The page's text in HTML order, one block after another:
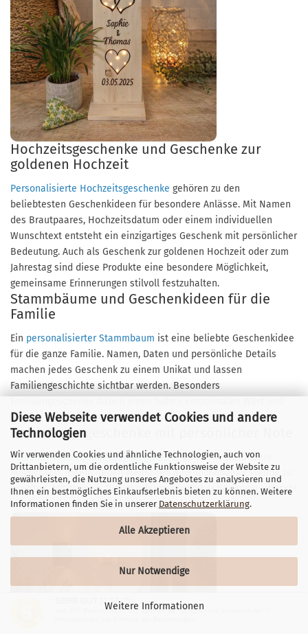
Diese Webseite verwendet Cookies und andere
Technologien
Wir verwenden Cookies und ähnliche Technologien, auch von
Drittanbietern, um die ordentliche Funktionsweise der Website zu
gewährleisten, die Nutzung unseres Angebotes zu analysieren und
Ihnen ein bestmögliches Einkaufserlebnis bieten zu können. Weitere
Informationen finden Sie in unserer Datenschutzerklärung.
Alle Akzeptieren
Nur Notwendige
Weitere Informationen
Hochzeitsgeschenke und Geschenke zur
goldenen Hochzeit
Personalisierte Hochzeitsgeschenke gehören zu den
beliebtesten Geschenkideen für besondere Anlässe. Mit Namen
des Brautpaares, Hochzeitsdatum oder einem individuellen
Wunschtext entsteht ein einzigartiges Geschenk mit persönlicher
Bedeutung. Auch als Geschenk zur goldenen Hochzeit oder zum
Jahrestag sind diese Produkte eine besondere Möglichkeit,
gemeinsame Erinnerungen stilvoll festzuhalten.
Stammbäume und Geschenkideen für die
Familie
Ein personalisierter Stammbaum ist eine beliebte Geschenkidee
für die ganze Familie. Namen, Daten und persönliche Details
machen jedes Geschenk zu einem Unikat und lassen
Familiengeschichte sichtbar werden. Besonders
werden gerne zu besonderen Anlässen verschenkt.
Geburtstagsgeschenke mit persönlicher Note
Personalisierte Geburtstagsgeschenkesind eine besondere
Möglichkeit, einem lieben Menschen eine individuelle Freude zu
bereiten. Mit Namen, Datum oder persönlicher Widmung entsteht
ein Geschenk, das lange in Erinnerung bleibt.
(4.97 / 5)
Bewertungen bei: kasuwa.de, google.com, shopvote.de ⓘ